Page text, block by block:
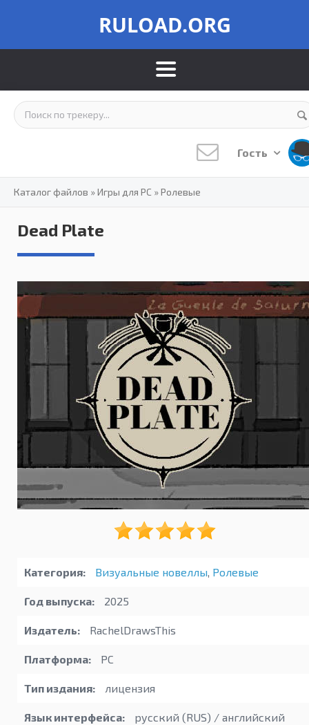
RULOAD.ORG
Гость
Каталог файлов »Игры для PC »Ролевые
Dead Plate
Категория: Визуальные новеллы, Ролевые
Год выпуска: 2025
Издатель: RachelDrawsThis
Платформа: PC
Тип издания: лицензия
Язык интерфейса:
русский (RUS) / английский